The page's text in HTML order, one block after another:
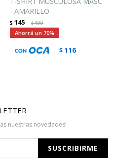
- AMARILLO
$ 145 $499
70
$ 116
nuestras novedades!
SUSCRIBIRME